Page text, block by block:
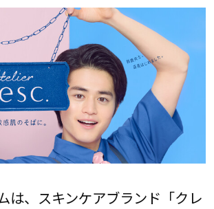
は、スキンケアブランド「クレ